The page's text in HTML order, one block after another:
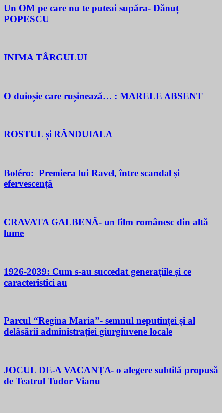
Un OM pe care nu te puteai supăra- Dănuț
POPESCU
INIMA TÂRGULUI
O duioșie care rușinează… : MARELE ABSENT
ROSTUL și RÂNDUIALA
Boléro: Premiera lui Ravel, între scandal și
efervescență
CRAVATA GALBENĂ- un film românesc din altă
lume
1926-2039: Cum s-au succedat generațiile și ce
caracteristici au
Parcul “Regina Maria”- semnul neputinței și al
delăsării administrației giurgiuvene locale
JOCUL DE-A VACANŢA- o alegere subtilă propusă
de Teatrul Tudor Vianu